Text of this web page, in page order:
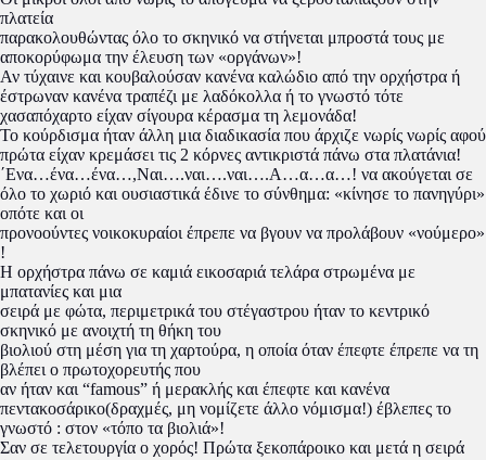
πλατεία
παρακολουθώντας όλο το σκηνικό να στήνεται μπροστά τους με
αποκορύφωμα την έλευση των «οργάνων»!
Αν τύχαινε και κουβαλούσαν κανένα καλώδιο από την ορχήστρα ή
έστρωναν κανένα τραπέζι με λαδόκολλα ή το γνωστό τότε
χασαπόχαρτο είχαν σίγουρα κέρασμα τη λεμονάδα!
Το κούρδισμα ήταν άλλη μια διαδικασία που άρχιζε νωρίς νωρίς αφού
πρώτα είχαν κρεμάσει τις 2 κόρνες αντικριστά πάνω στα πλατάνια!
΄Ενα…ένα…ένα…,Ναι….ναι….ναι….Α…α…α…! να ακούγεται σε
όλο το χωριό και ουσιαστικά έδινε το σύνθημα: «κίνησε το πανηγύρι»
οπότε και οι
προνοούντες νοικοκυραίοι έπρεπε να βγουν να προλάβουν «νούμερο»
!
Η ορχήστρα πάνω σε καμιά εικοσαριά τελάρα στρωμένα με
μπατανίες και μια
σειρά με φώτα, περιμετρικά του στέγαστρου ήταν το κεντρικό
σκηνικό με ανοιχτή τη θήκη του
βιολιού στη μέση για τη χαρτούρα, η οποία όταν έπεφτε έπρεπε να τη
βλέπει ο πρωτοχορευτής που
αν ήταν και “famous” ή μερακλής και έπεφτε και κανένα
πεντακοσάρικο(δραχμές, μη νομίζετε άλλο νόμισμα!) έβλεπες το
γνωστό : στον «τόπο τα βιολιά»!
Σαν σε τελετουργία ο χορός! Πρώτα ξεκοπάροικο και μετά η σειρά